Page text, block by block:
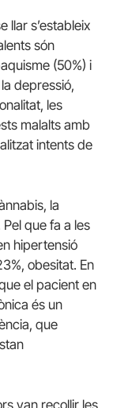
llar s’estableix
són
(50%) i
depressió,
les
malalts amb
intents de
la
que fa a les
hipertensió
obesitat. En
el pacient en
és un
que